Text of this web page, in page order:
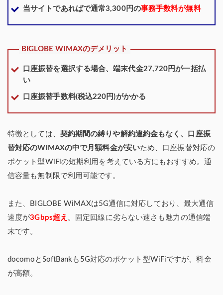
当サイトであればで通常3,300円の事務手数料が無料
BIGLOBE WiMAXのデメリット
口座振替を選択する場合、端末代金27,720円が一括払
い
口座振替手数料(税込220円)がかかる
特徴としては、 契約期間の縛りや解約違約金もなく、口座振
替対応のWiMAXの中で月額料金が安いため、口座振替対応の
ポケット型WiFiの短期利用を考えている方にもおすすめ。通
信容量も無制限で利用可能です。
また、BIGLOBE WiMAXは5G通信に対応しており、最大通信
速度が3Gbps超え 。固定回線に劣らない速さも魅力の通信端
末です。
docomoとSoftBankも5G対応のポケット型WiFiですが、料金
が高額。